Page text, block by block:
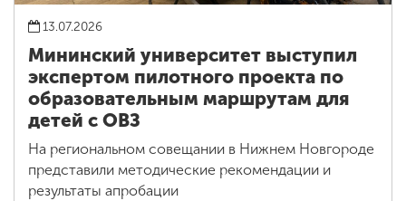
13.07.2026
Мининский университет выступил
экспертом пилотного проекта по
образовательным маршрутам для
детей с ОВЗ
На региональном совещании в Нижнем Новгороде
представили методические рекомендации и
результаты апробации